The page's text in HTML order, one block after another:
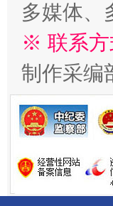
多媒体、
※ 联系方
制作采编